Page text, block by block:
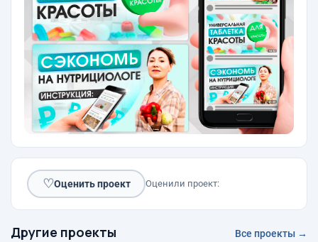
♡Оценить проект Оценили проект:
Другие проекты Все проекты →